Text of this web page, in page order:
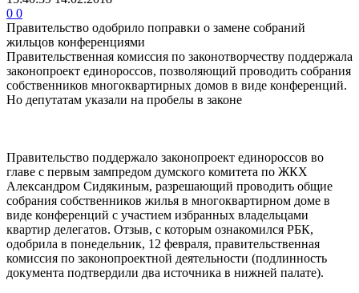
0 0
Правительство одобрило поправки о замене собраний
жильцов конференциями
Правительственная комиссия по законотворчеству поддержала
законопроект единороссов, позволяющий проводить собрания
собственников многоквартирных домов в виде конференций.
Но депутатам указали на пробелы в законе
Правительство поддержало законопроект единороссов во
главе с первым зампредом думского комитета по ЖКХ
Александром Сидякиным, разрешающий проводить общие
собрания собственников жилья в многоквартирном доме в
виде конференций с участием избранных владельцами
квартир делегатов. Отзыв, с которым ознакомился РБК,
одобрила в понедельник, 12 февраля, правительственная
комиссия по законопроектной деятельности (подлинность
документа подтвердили два источника в нижней палате).